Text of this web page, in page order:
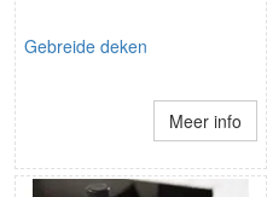
Gebreide deken
Meer info